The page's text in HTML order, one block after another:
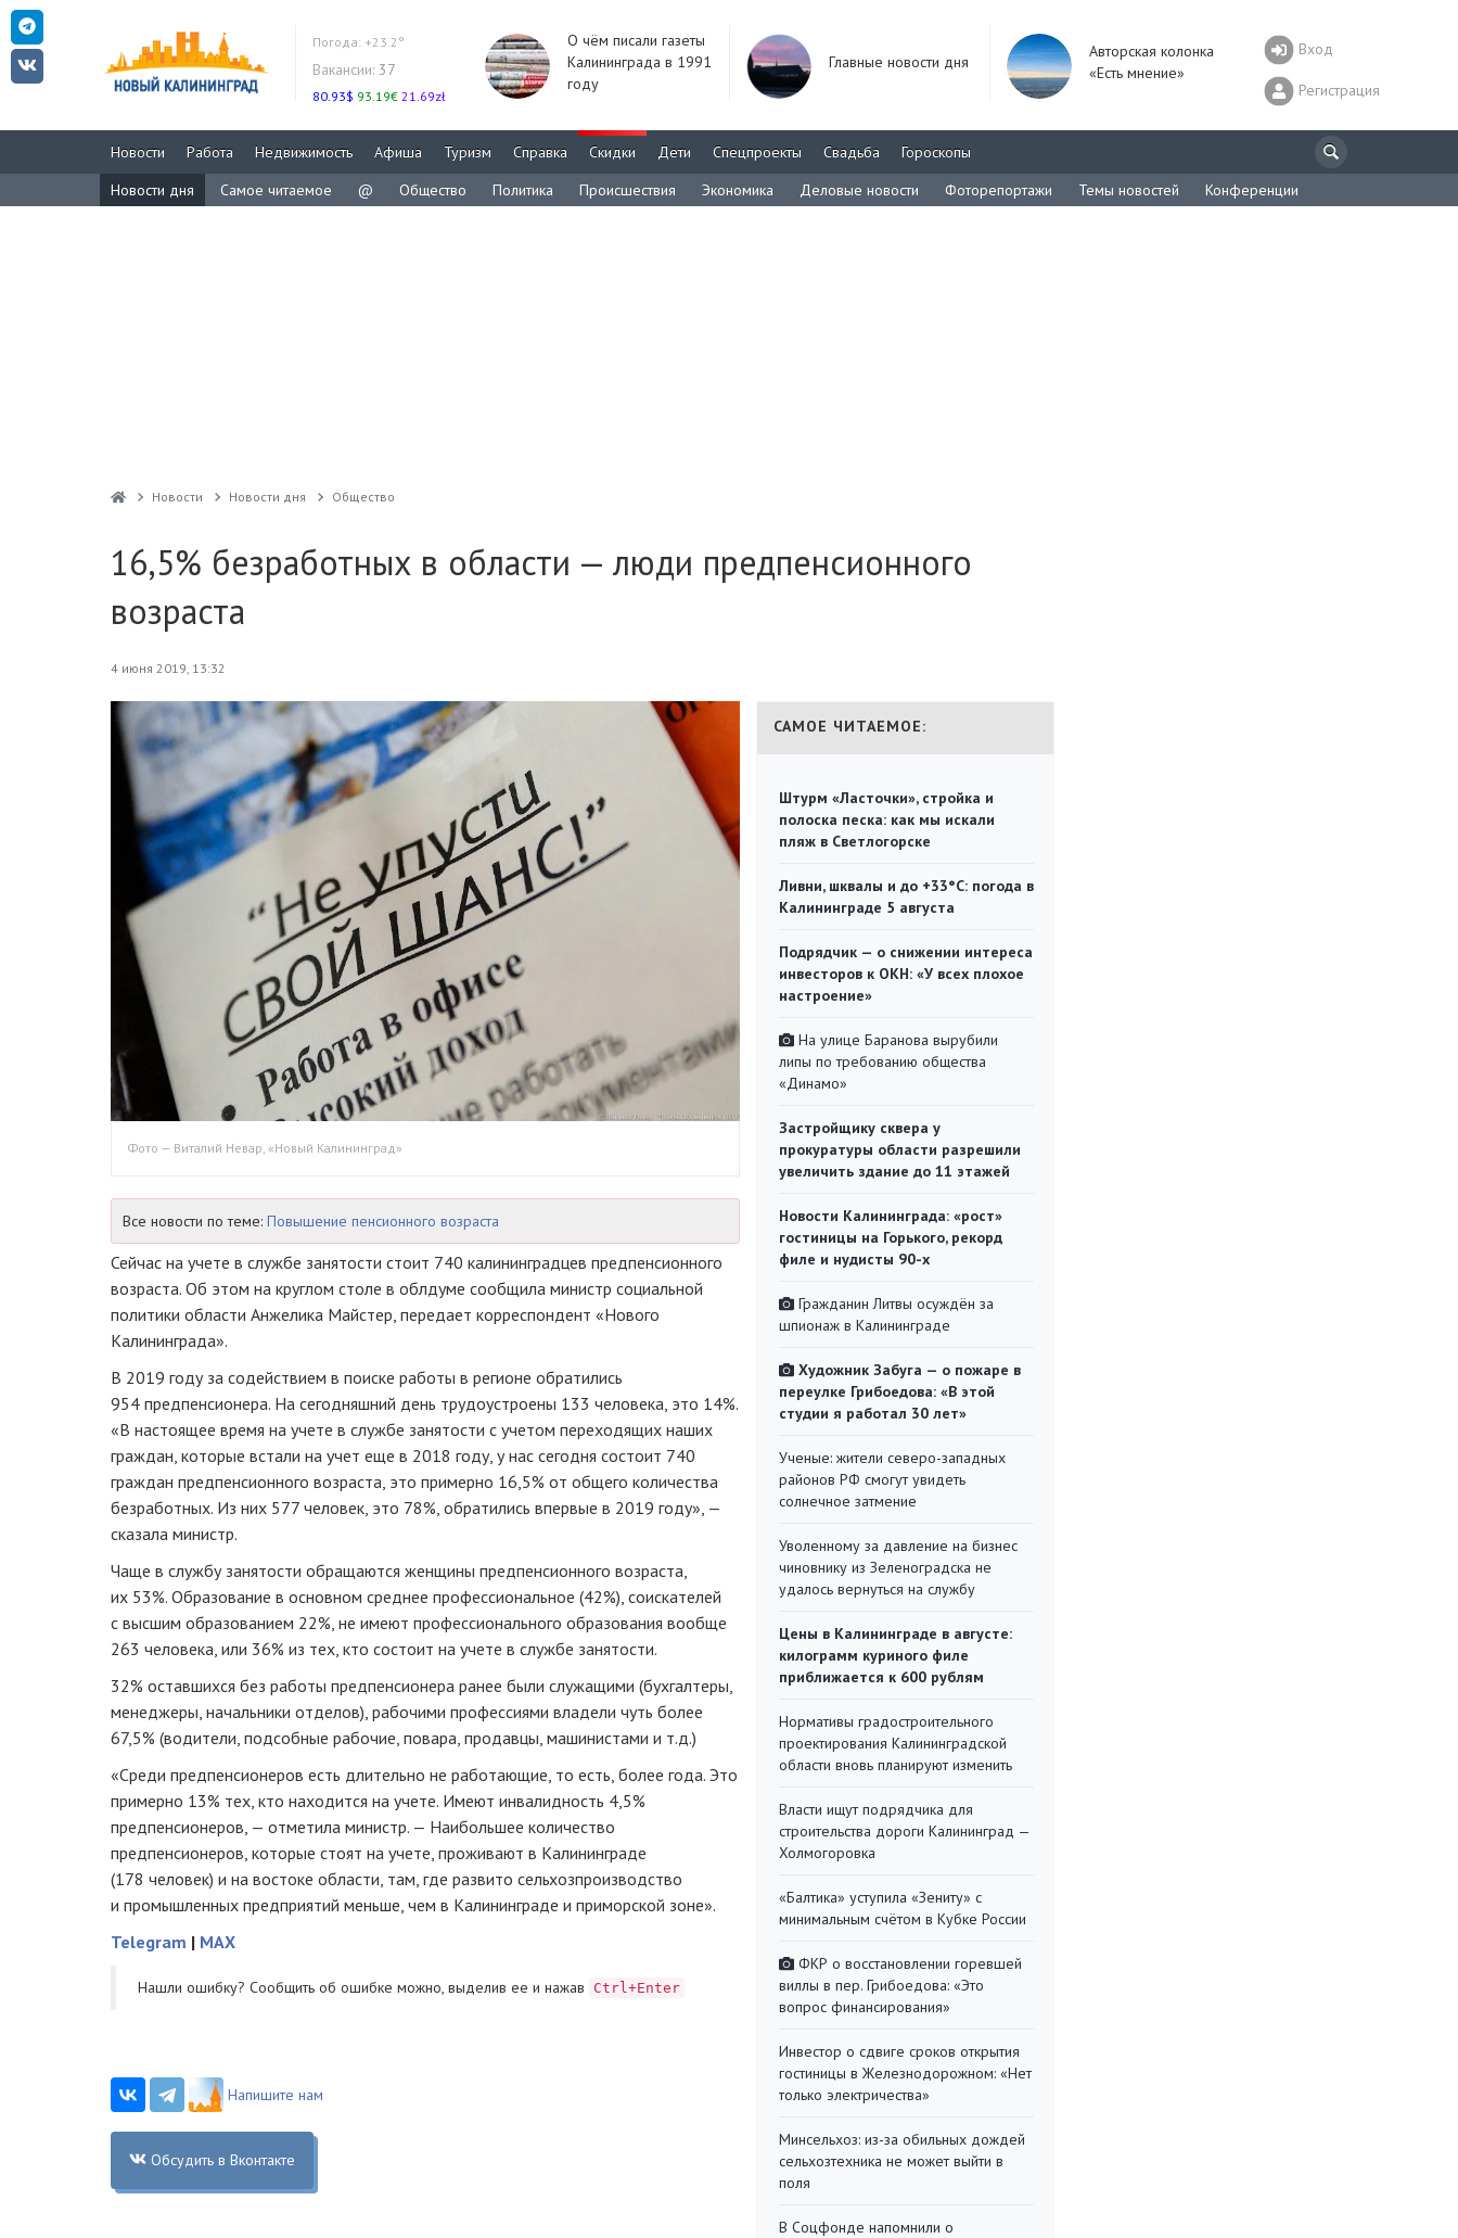
Погода: +23.2°
Вакансии: 37
80.93$ 93.19€ 21.69zł
О чём писали газеты
Калининграда в 1991
году
Главные новости дня
Авторская колонка
«Есть мнение»
Вход
Регистрация
Новости Работа Недвижимость Афиша Туризм Справка Скидки Дети Спецпроекты Свадьба
Гороскопы
Новости дня
Самое читаемое @ Общество Политика Происшествия Экономика Деловые новости Фоторепортажи Темы новостей Конференции
Новости Новости дня Общество
16,5% безработных в области — люди предпенсионного
возраста
4 июня 2019, 13:32
Фото — Виталий Невар, «Новый Калининград»
Все новости по теме: Повышение пенсионного возраста
Сейчас на учете в службе занятости стоит 740 калининградцев предпенсионного
возраста. Об этом на круглом столе в облдуме сообщила министр социальной
политики области Анжелика Майстер, передает корреспондент «Нового
Калининграда».
В 2019 году за содействием в поиске работы в регионе обратились
954 предпенсионера. На сегодняшний день трудоустроены 133 человека, это 14%.
«В настоящее время на учете в службе занятости с учетом переходящих наших
граждан, которые встали на учет еще в 2018 году, у нас сегодня состоит 740
граждан предпенсионного возраста, это примерно 16,5% от общего количества
безработных. Из них 577 человек, это 78%, обратились впервые в 2019 году», —
сказала министр.
Чаще в службу занятости обращаются женщины предпенсионного возраста,
их 53%. Образование в основном среднее профессиональное (42%), соискателей
с высшим образованием 22%, не имеют профессионального образования вообще
263 человека, или 36% из тех, кто состоит на учете в службе занятости.
32% оставшихся без работы предпенсионера ранее были служащими (бухгалтеры,
менеджеры, начальники отделов), рабочими профессиями владели чуть более
67,5% (водители, подсобные рабочие, повара, продавцы, машинистами и т.д.)
«Среди предпенсионеров есть длительно не работающие, то есть, более года. Это
примерно 13% тех, кто находится на учете. Имеют инвалидность 4,5%
предпенсионеров, — отметила министр. — Наибольшее количество
предпенсионеров, которые стоят на учете, проживают в Калининграде
(178 человек) и на востоке области, там, где развито сельхозпроизводство
и промышленных предприятий меньше, чем в Калининграде и приморской зоне».
Telegram | MAX
Нашли ошибку? Cообщить об ошибке можно, выделив ее и нажав Ctrl+Enter
Напишите нам
Обсудить в Вконтакте
САМОЕ ЧИТАЕМОЕ:
Штурм «Ласточки», стройка и
полоска песка: как мы искали
пляж в Светлогорске
Ливни, шквалы и до +33°С: погода в
Калининграде 5 августа
Подрядчик — о снижении интереса
инвесторов к ОКН: «У всех плохое
настроение»
На улице Баранова вырубили
липы по требованию общества
«Динамо»
Застройщику сквера у
прокуратуры области разрешили
увеличить здание до 11 этажей
Новости Калининграда: «рост»
гостиницы на Горького, рекорд
филе и нудисты 90-х
Гражданин Литвы осуждён за
шпионаж в Калининграде
Художник Забуга — о пожаре в
переулке Грибоедова: «В этой
студии я работал 30 лет»
Ученые: жители северо-западных
районов РФ смогут увидеть
солнечное затмение
Уволенному за давление на бизнес
чиновнику из Зеленоградска не
удалось вернуться на службу
Цены в Калининграде в августе:
килограмм куриного филе
приближается к 600 рублям
Нормативы градостроительного
проектирования Калининградской
области вновь планируют изменить
Власти ищут подрядчика для
строительства дороги Калининград —
Холмогоровка
«Балтика» уступила «Зениту» с
минимальным счётом в Кубке России
ФКР о восстановлении горевшей
виллы в пер. Грибоедова: «Это
вопрос финансирования»
Инвестор о сдвиге сроков открытия
гостиницы в Железнодорожном: «Нет
только электричества»
Минсельхоз: из-за обильных дождей
сельхозтехника не может выйти в
поля
В Соцфонде напомнили о